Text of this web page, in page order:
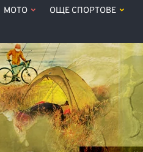
МОТО ОЩЕ СПОРТОВЕ